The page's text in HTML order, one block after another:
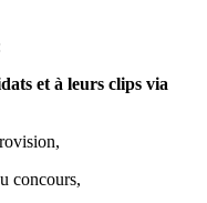
et à leurs clips via
concours,